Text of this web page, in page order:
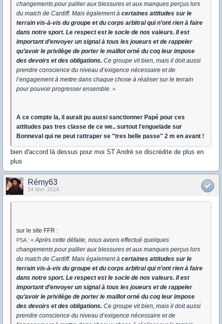
changements pour pallier aux blessures et aux manques perçus lors
du match de Cardiff. Mais également à certaines attitudes sur le
terrain vis-à-vis du groupe et du corps arbitral qui n’ont rien à faire
dans notre sport. Le respect est le socle de nos valeurs. Il est
important d’envoyer un signal à tous les joueurs et de rappeler
qu’avoir le privilège de porter le maillot orné du coq leur impose
des devoirs et des obligations. Ce groupe vit bien, mais il doit aussi
prendre conscience du niveau d’exigence nécessaire et de
l’engagement à mettre dans chaque chose à réaliser sur le terrain
pour pouvoir progresser ensemble . »
A ce compte la, il aurait pu aussi sanctionner Papé pour ces
attitudes pas tres classe de ce we.. surtout l'enguelade sur
Bonneval qui ne peut rattraper se "tres belle passe" 2 m en avant !
bien d'accord là dessus pour moi ST André se discrédite de plus en
plus
Rémy63
24 févr. 2014
sur le site FFR :
PSA : « Après cette défaite, nous avons effectué quelques
changements pour pallier aux blessures et aux manques perçus lors
du match de Cardiff. Mais également à certaines attitudes sur le
terrain vis-à-vis du groupe et du corps arbitral qui n’ont rien à faire
dans notre sport. Le respect est le socle de nos valeurs. Il est
important d’envoyer un signal à tous les joueurs et de rappeler
qu’avoir le privilège de porter le maillot orné du coq leur impose
des devoirs et des obligations. Ce groupe vit bien, mais il doit aussi
prendre conscience du niveau d’exigence nécessaire et de